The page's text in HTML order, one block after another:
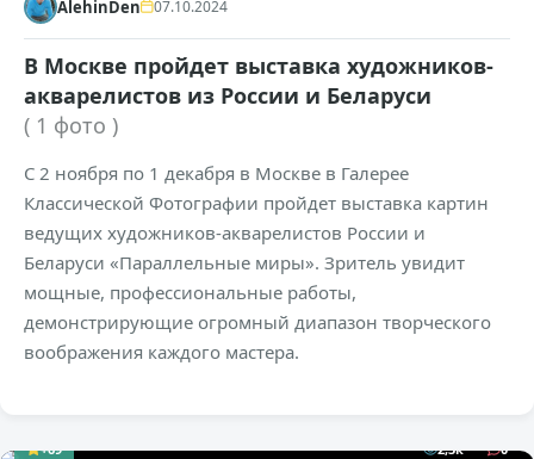
AlehinDen 07.10.2024
В Москве пройдет выставка художников-
акварелистов из России и Беларуси
( 1 фото )
С 2 ноября по 1 декабря в Москве в Галерее
Классической Фотографии пройдет выставка картин
ведущих художников-акварелистов России и
Беларуси «Параллельные миры». Зритель увидит
мощные, профессиональные работы,
демонстрирующие огромный диапазон творческого
воображения каждого мастера.
+69 2,3к 0